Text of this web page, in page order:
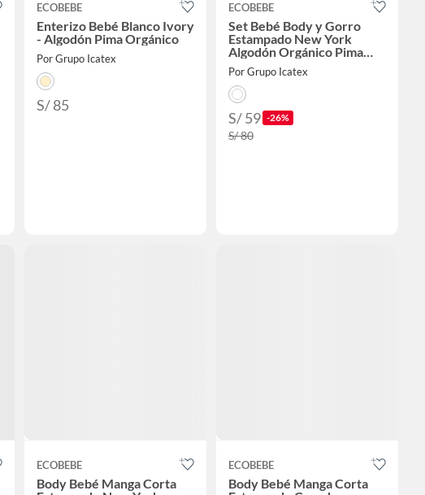
ECOBEBE
Enterizo Bebé Blanco Ivory
- Algodón Pima Orgánico
Por Grupo Icatex
S/ 85
ECOBEBE
Set Bebé Body y Gorro
Estampado New York
Algodón Orgánico Pima
Regalo
Por Grupo Icatex
S/ 59 -26%
S/ 80
ECOBEBE
Body Bebé Manga Corta
ECOBEBE
Body Bebé Manga Corta